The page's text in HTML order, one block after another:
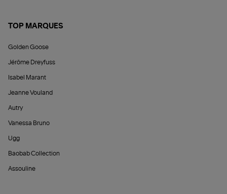
TOP MARQUES
Golden Goose
Jérôme Dreyfuss
Isabel Marant
Jeanne Vouland
Autry
Vanessa Bruno
Ugg
Baobab Collection
Assouline